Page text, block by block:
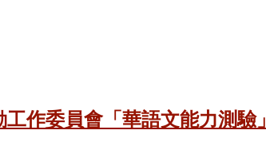
工作委員會「華語文能力測驗